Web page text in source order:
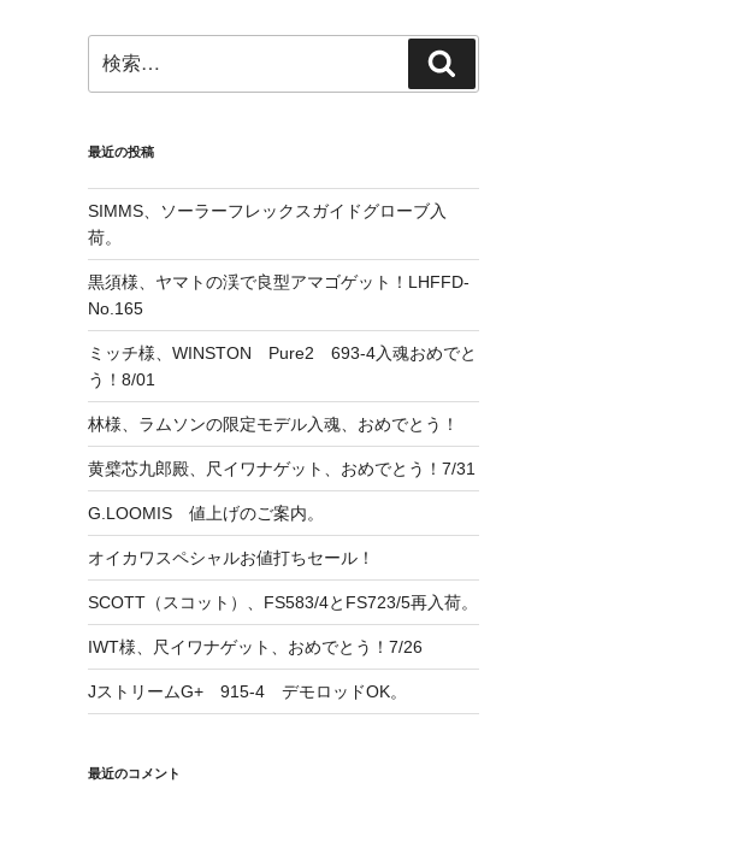
索:
索
最近の投稿
SIMMS、ソーラーフレックスガイドグローブ入
荷。
黒須様、ヤマトの渓で良型アマゴゲット！LHFFD-
No.165
ミッチ様、WINSTON Pure2 693-4入魂おめでと
う！8/01
林様、ラムソンの限定モデル入魂、おめでとう！
黄檗芯九郎殿、尺イワナゲット、おめでとう！7/31
G.LOOMIS 値上げのご案内。
オイカワスペシャルお値打ちセール！
SCOTT（スコット）、FS583/4とFS723/5再入荷。
IWT様、尺イワナゲット、おめでとう！7/26
JストリームG+ 915-4 デモロッドOK。
最近のコメント